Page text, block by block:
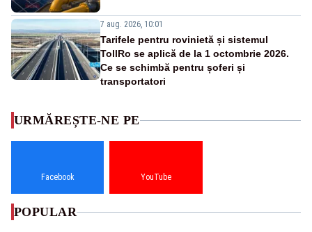
7 aug. 2026, 10:01
Tarifele pentru rovinietă și sistemul
TollRo se aplică de la 1 octombrie 2026.
Ce se schimbă pentru șoferi și
transportatori
URMĂREȘTE-NE PE
Facebook YouTube
POPULAR